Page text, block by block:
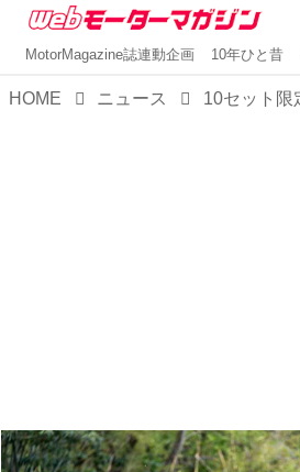
MotorMagazine誌連動企画 10年ひと昔
HOME ニュース